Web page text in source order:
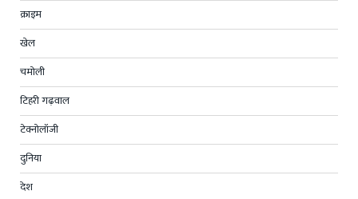
क्राइम
खेल
चमोली
टिहरी गढ़वाल
टेक्नोलॉजी
दुनिया
देश